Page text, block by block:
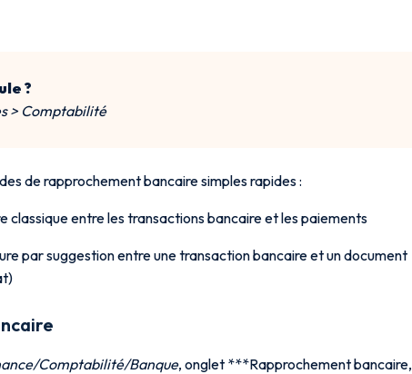
?
> Comptabilité
de rapprochement bancaire simples rapides :
classique entre les transactions bancaire et les paiements
par suggestion entre une transaction bancaire et un document
Comptabilité/Banque, onglet ***Rapprochement bancaire,